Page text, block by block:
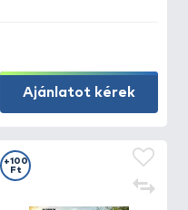
Ajánlatot kérek
+100
Ft